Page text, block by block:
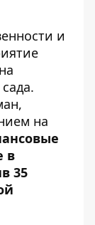
и
на
в
35